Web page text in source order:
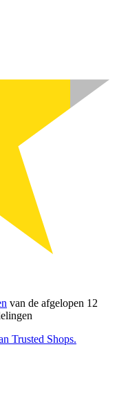
van de afgelopen 12
Trusted Shops.